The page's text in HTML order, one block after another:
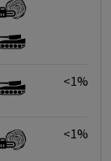
<1%
<1%